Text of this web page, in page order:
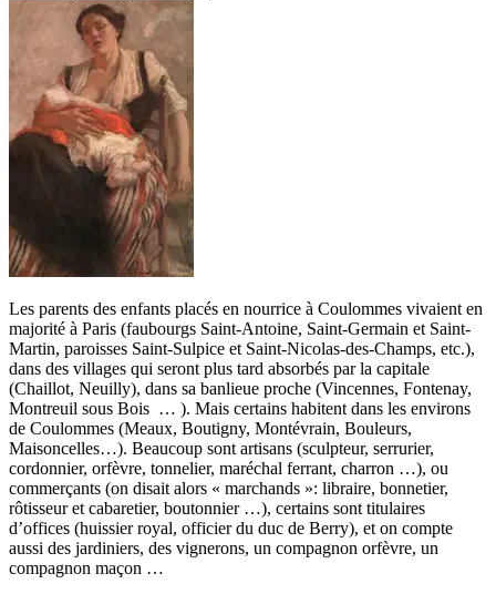
Les parents des enfants placés en nourrice à Coulommes vivaient en
majorité à Paris (faubourgs Saint-Antoine, Saint-Germain et Saint-
Martin, paroisses Saint-Sulpice et Saint-Nicolas-des-Champs, etc.),
dans des villages qui seront plus tard absorbés par la capitale
(Chaillot, Neuilly), dans sa banlieue proche (Vincennes, Fontenay,
Montreuil sous Bois … ). Mais certains habitent dans les environs
de Coulommes (Meaux, Boutigny, Montévrain, Bouleurs,
Maisoncelles…). Beaucoup sont artisans (sculpteur, serrurier,
cordonnier, orfèvre, tonnelier, maréchal ferrant, charron …), ou
commerçants (on disait alors « marchands »: libraire, bonnetier,
rôtisseur et cabaretier, boutonnier …), certains sont titulaires
d’offices (huissier royal, officier du duc de Berry), et on compte
aussi des jardiniers, des vignerons, un compagnon orfèvre, un
compagnon maçon …